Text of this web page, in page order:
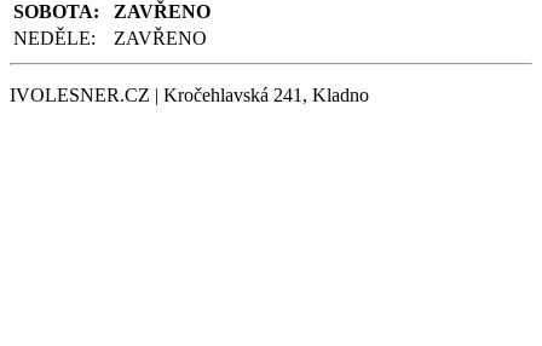
SOBOTA:
ZAVŘENO
NEDĚLE:
ZAVŘENO
IVOLESNER.CZ | Kročehlavská 241, Kladno